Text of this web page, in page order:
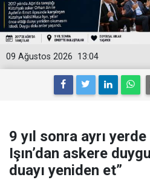
13:04
09 Ağustos 2026
9 yıl sonra ayrı
Işın’dan askere
duayı yeniden et”